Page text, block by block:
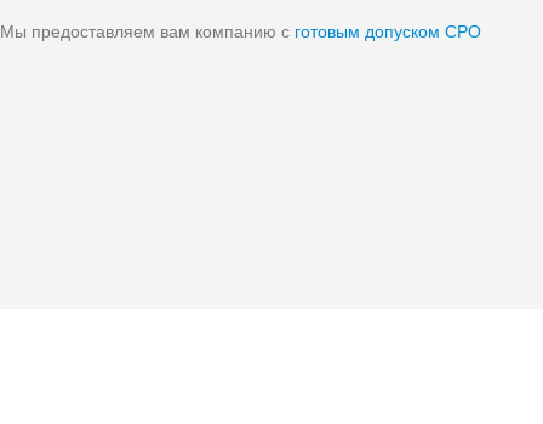
Мы предоставляем вам компанию с готовым допуском СРО